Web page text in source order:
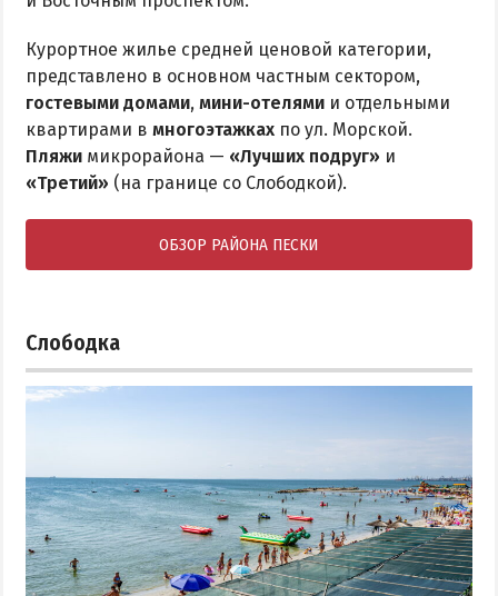
Курортное жилье средней ценовой категории,
представлено в основном частным сектором,
гостевыми домами, мини-отелями и отдельными
квартирами в многоэтажках по ул. Морской.
Пляжи микрорайона — «Лучших подруг» и
«Третий» (на границе со Слободкой).
ОБЗОР РАЙОНА ПЕСКИ
Слободка